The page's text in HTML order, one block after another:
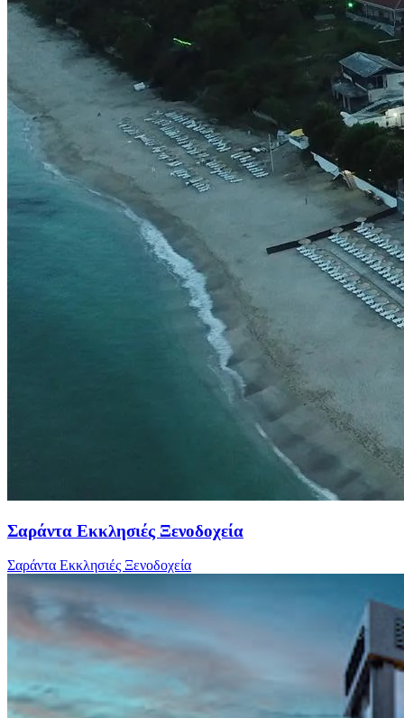
Σαράντα Εκκλησιές Ξενοδοχεία
Σαράντα Εκκλησιές Ξενοδοχεία